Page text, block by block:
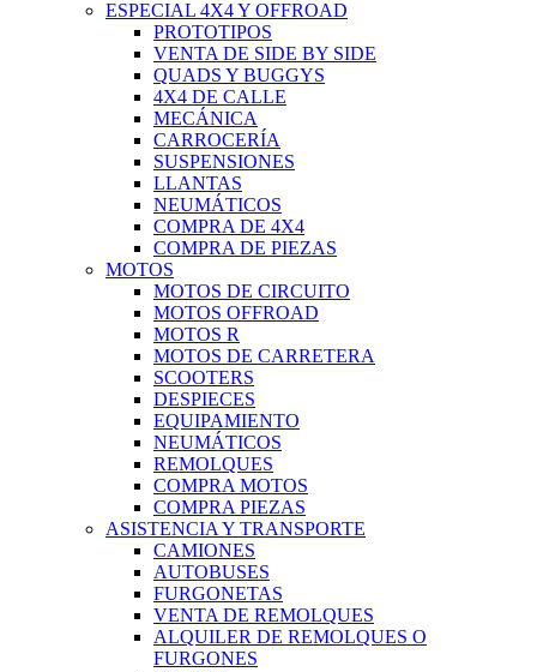
ESPECIAL 4X4 Y OFFROAD
PROTOTIPOS
VENTA DE SIDE BY SIDE
QUADS Y BUGGYS
4X4 DE CALLE
MECÁNICA
CARROCERÍA
SUSPENSIONES
LLANTAS
NEUMÁTICOS
COMPRA DE 4X4
COMPRA DE PIEZAS
MOTOS
MOTOS DE CIRCUITO
MOTOS OFFROAD
MOTOS R
MOTOS DE CARRETERA
SCOOTERS
DESPIECES
EQUIPAMIENTO
NEUMÁTICOS
REMOLQUES
COMPRA MOTOS
COMPRA PIEZAS
ASISTENCIA Y TRANSPORTE
CAMIONES
AUTOBUSES
FURGONETAS
VENTA DE REMOLQUES
ALQUILER DE REMOLQUES O
FURGONES